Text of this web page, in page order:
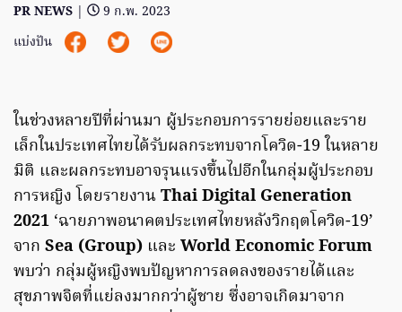
PR NEWS |
9 ก.พ. 2023
แบ่งปัน
ในช่วงหลายปีที่ผ่านมา ผู้ประกอบการรายย่อยและราย
เล็กในประเทศไทยได้รับผลกระทบจากโควิด-19 ในหลาย
มิติ และผลกระทบอาจรุนแรงขึ้นไปอีกในกลุ่มผู้ประกอบ
การหญิง โดยรายงานThai Digital Generation
2021 ‘ฉายภาพอนาคตประเทศไทยหลังวิกฤตโควิด-19’
จาก Sea (Group) และ World Economic Forum
พบว่า กลุ่มผู้หญิงพบปัญหาการลดลงของรายได้และ
สุขภาพจิตที่แย่ลงมากกว่าผู้ชาย ซึ่งอาจเกิดมาจาก